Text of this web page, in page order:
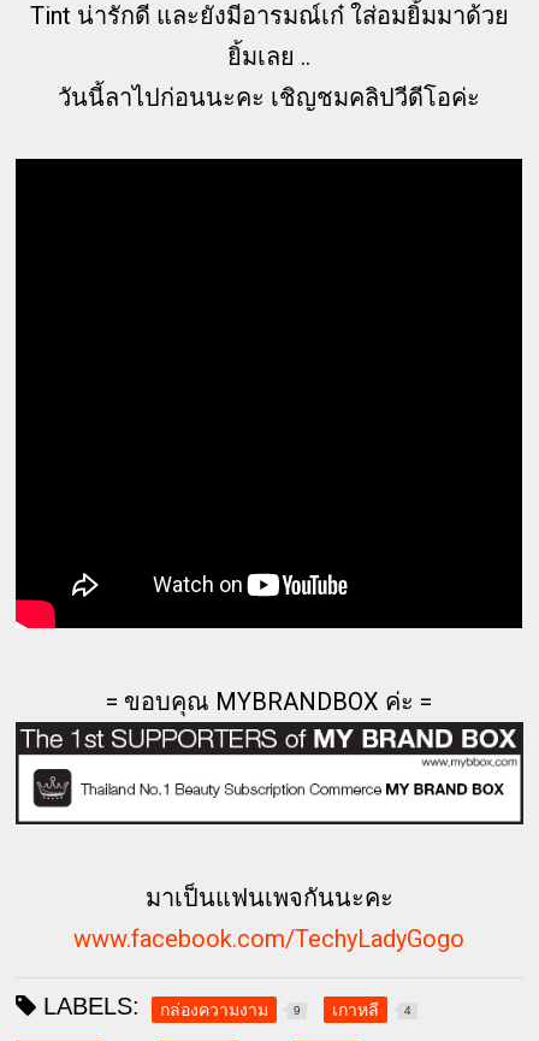
Tint น่ารักดี และยังมีอารมณ์เก๋ ใส่อมยิ้มมาด้วย
ยิ้มเลย ..
วันนี้ลาไปก่อนนะคะ เชิญชมคลิปวีดีโอค่ะ
= ขอบคุณ MYBRANDBOX ค่ะ =
มาเป็นแฟนเพจกันนะคะ
www.facebook.com/TechyLadyGogo
LABELS: กล่องความงาม 9 เกาหลี 4